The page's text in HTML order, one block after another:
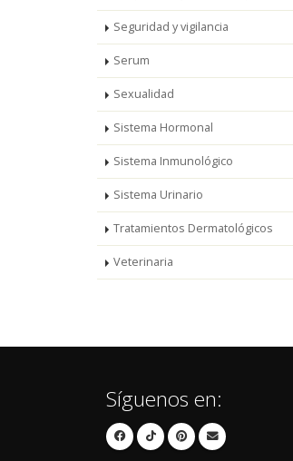
Seguridad y vigilancia
Serum
Sexualidad
Sistema Hormonal
Sistema Inmunológico
Sistema Urinario
Tratamientos Dermatológicos
Veterinaria
Síguenos en: